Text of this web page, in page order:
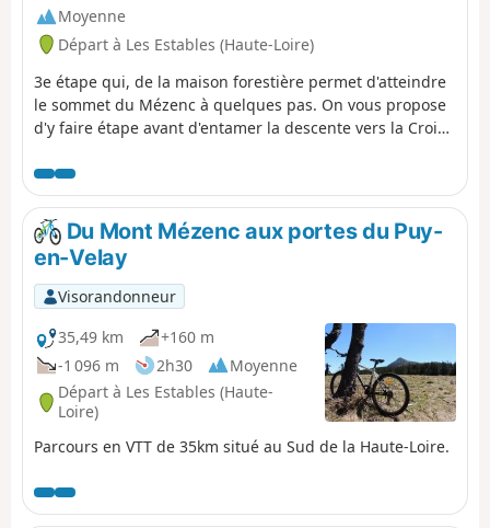
Moyenne
Départ à Les Estables (Haute-Loire)
3e étape qui, de la maison forestière permet d'atteindre
le sommet du Mézenc à quelques pas. On vous propose
d'y faire étape avant d'entamer la descente vers la Croix
Changement radical de paysage, les hauts plateaux
velaves laissent la place aux sucs ardéchois. La descente
au milieu d'un paysage volcanique érodé par les
millénaires est de toute beauté. Borée est une halte bien
sympathique.
Du Mont Mézenc aux portes du Puy-
en-Velay
Visorandonneur
35,49 km
+160 m
-1 096 m
2h30
Moyenne
Départ à Les Estables (Haute-
Loire)
Parcours en VTT de 35km situé au Sud de la Haute-Loire.